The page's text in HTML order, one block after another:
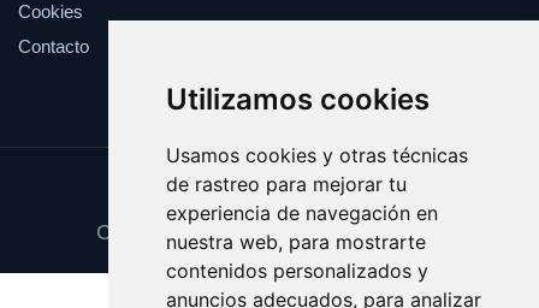
Utilizamos cookies
Usamos cookies y otras técnicas
de rastreo para mejorar tu
experiencia de navegación en
nuestra web, para mostrarte
contenidos personalizados y
anuncios adecuados, para analizar
Cookies
Contacto
Update cookies preferences
Copyright © 2025 ramoderosas.com